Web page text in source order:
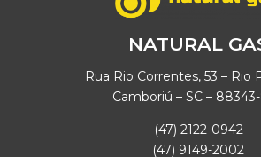
NATURAL
Rua Rio Correntes, 53 – Rio
Camboriú – SC –
(47) 2122-0942
(47) 9149-2002